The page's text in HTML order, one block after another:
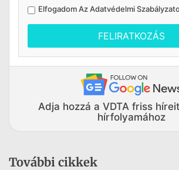
Elfogadom AzAdatvédelmi
FELIRATKOZÁS
Adja hozzá a VDTA friss
hírfolyamához
További cikkek